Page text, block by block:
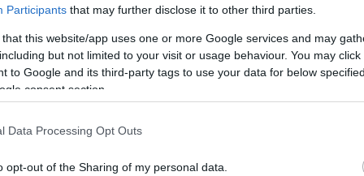
Participants that may further disclose it to other third parties.
that this website/app uses one or more Google services and may
but not limited to your visit or usage behaviour. You may
to Google and its third-party tags to use your data for below
consent section.
Data Processing Opt Outs
opt-out of the Sharing of my personal data.
And Ash» έρχεται μετά το «Avatar: The
που κυκλοφόρησε το 2022. Το φιλμ είχε
2,3 δισεκατομμύρια δολάρια
και είχε αποσπάσει το Όσκαρ Καλύτερων
και για Καλύτερη Ταινία.